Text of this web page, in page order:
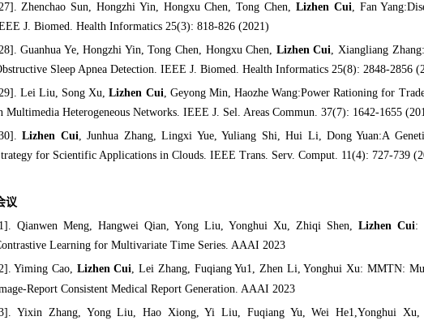
Zhenchao Sun, Hongzhi Yin, Hongxu Chen, Tong Chen, Lizhen Cui, Fan
J. Biomed. Health Informatics 25(3): 818-826 (2021)
Guanhua Ye, Hongzhi Yin, Tong Chen, Hongxu Chen, Lizhen Cui, Xiangliang
Sleep Apnea Detection. IEEE J. Biomed. Health Informatics 25(8): 2848-2856
Lei Liu, Song Xu,Lizhen Cui, Geyong Min, Haozhe Wang:Power Rationing for
Multimedia Heterogeneous Networks. IEEE J. Sel. Areas Commun. 37(7): 1642-1655
Lizhen Cui, Junhua Zhang, Lingxi Yue, Yuliang Shi, Hui Li, Dong Yuan:A
for Scientific Applications in Clouds. IEEE Trans. Serv. Comput. 11(4): 727-739
议
Qianwen Meng, Hangwei Qian, Yong Liu, Yonghui Xu, Zhiqi Shen,Lizhen Cui:
Learning for Multivariate Time Series. AAAI 2023
Yiming Cao, Lizhen Cui, Lei Zhang, Fuqiang Yu1, Zhen Li, Yonghui Xu: MMTN:
Report Consistent Medical Report Generation. AAAI 2023
Yixin Zhang, Yong Liu, Hao Xiong, Yi Liu, Fuqiang Yu, Wei He1,Yonghui